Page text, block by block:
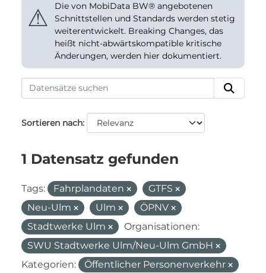
⚠
Die von MobiData BW® angebotenen
Schnittstellen und Standards werden stetig
weiterentwickelt. Breaking Changes, das
heißt nicht-abwärtskompatible kritische
Änderungen, werden hier dokumentiert.
Sortieren nach
1 Datensatz gefunden
Tags: Fahrplandaten
GTFS
Neu-Ulm
Ulm
ÖPNV
Stadtwerke Ulm
Organisationen:
SWU Stadtwerke Ulm/Neu-Ulm GmbH
Kategorien:
Öffentlicher Personenverkehr